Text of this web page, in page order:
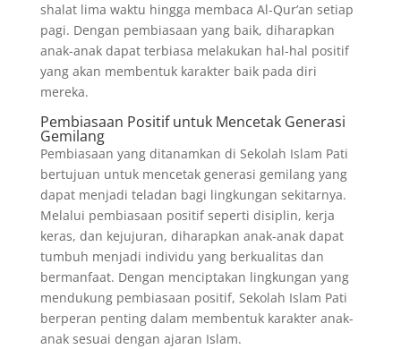
shalat lima waktu hingga membaca Al-Qur’an setiap
pagi. Dengan pembiasaan yang baik, diharapkan
anak-anak dapat terbiasa melakukan hal-hal positif
yang akan membentuk karakter baik pada diri
mereka.
Pembiasaan Positif untuk Mencetak Generasi
Gemilang
Pembiasaan yang ditanamkan di Sekolah Islam Pati
bertujuan untuk mencetak generasi gemilang yang
dapat menjadi teladan bagi lingkungan sekitarnya.
Melalui pembiasaan positif seperti disiplin, kerja
keras, dan kejujuran, diharapkan anak-anak dapat
tumbuh menjadi individu yang berkualitas dan
bermanfaat. Dengan menciptakan lingkungan yang
mendukung pembiasaan positif, Sekolah Islam Pati
berperan penting dalam membentuk karakter anak-
anak sesuai dengan ajaran Islam.